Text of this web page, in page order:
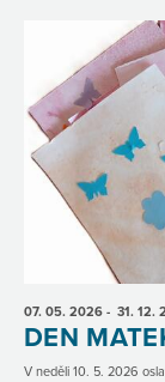
07. 05. 2026 - 31. 12.
DEN
V neděli 10. 5. 2026